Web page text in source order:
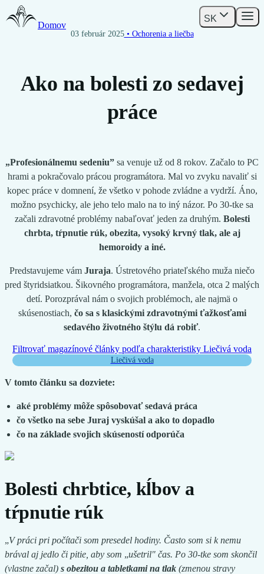
Domov
SK
03 február 2025• Ochorenia a liečba
Ako na bolesti zo sedavej
práce
„Profesionálnemu sedeniu” sa venuje už od 8 rokov. Začalo to PC
hrami a pokračovalo prácou programátora. Mal vo zvyku navaliť si
kopec práce v domnení, že všetko v pohode zvládne a vydrží. Áno,
možno psychicky, ale jeho telo malo na to iný názor. Po 30-tke sa
začali zdravotné problémy nabaľovať jeden za druhým. Bolesti
chrbta, tŕpnutie rúk, obezita, vysoký krvný tlak, ale aj
hemoroidy a iné.
Predstavujeme vám Juraja. Ústretového priateľského muža niečo
pred štyridsiatkou. Šikovného programátora, manžela, otca 2 malých
detí. Porozprával nám o svojich problémoch, ale najmä o
skúsenostiach, čo sa s klasickými zdravotnými ťažkosťami
sedavého životného štýlu dá robiť.
Filtrovať magazínové články podľa charakteristiky Liečivá voda
Liečivá voda
V tomto článku sa dozviete:
aké problémy môže spôsobovať sedavá práca
čo všetko na sebe Juraj vyskúšal a ako to dopadlo
čo na základe svojich skúseností odporúča
Bolesti chrbtice, kĺbov a
tŕpnutie rúk
„V práci pri počítači som presedel hodiny. Často som si k nemu
brával aj jedlo či pitie, aby som „ušetril" čas. Po 30-tke som skončil
(vlastne začal) s obezitou a tabletkami na tlak (zmenou stravy